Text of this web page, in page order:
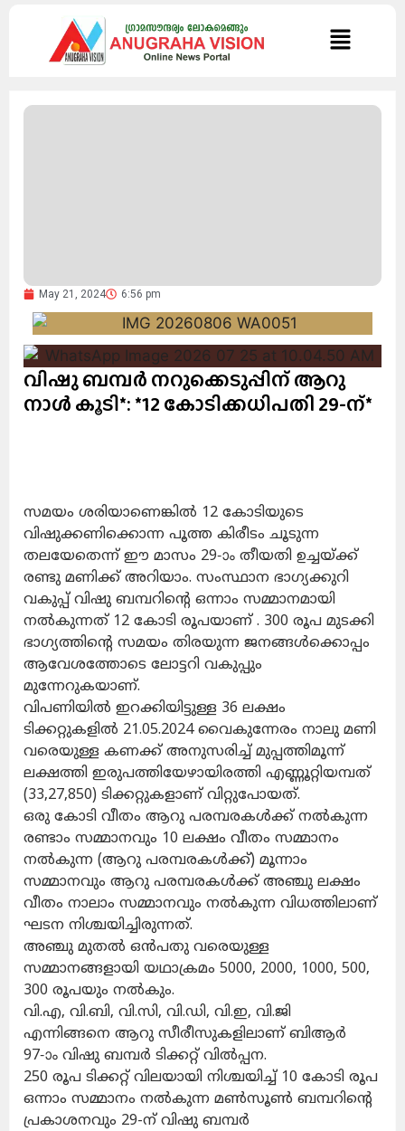
May 21, 2024 6:56 pm
വിഷു ബമ്പര്‍ നറുക്കെടുപ്പിന് ആറു
നാള്‍ കൂടി*: *12 കോടിക്കധിപതി 29-ന്*
സമയം ശരിയാണെങ്കില്‍ 12 കോടിയുടെ
വിഷുക്കണിക്കൊന്ന പൂത്ത കിരീടം ചൂടുന്ന
തലയേതെന്ന് ഈ മാസം 29-ാം തീയതി ഉച്ചയ്ക്ക്
രണ്ടു മണിക്ക് അറിയാം. സംസ്ഥാന ഭാഗ്യക്കുറി
വകുപ്പ് വിഷു ബമ്പറിന്റെ ഒന്നാം സമ്മാനമായി
നല്‍കുന്നത് 12 കോടി രൂപയാണ് . 300 രൂപ മുടക്കി
ഭാഗ്യത്തിന്റെ സമയം തിരയുന്ന ജനങ്ങള്‍ക്കൊപ്പം
ആവേശത്തോടെ ലോട്ടറി വകുപ്പും
മുന്നേറുകയാണ്.
വിപണിയില്‍ ഇറക്കിയിട്ടുള്ള 36 ലക്ഷം
ടിക്കറ്റുകളില്‍ 21.05.2024 വൈകുന്നേരം നാലു മണി
വരെയുള്ള കണക്ക് അനുസരിച്ച് മുപ്പത്തിമൂന്ന്
ലക്ഷത്തി ഇരുപത്തിയേഴായിരത്തി എണ്ണൂറ്റിയമ്പത്
(33,27,850) ടിക്കറ്റുകളാണ് വിറ്റുപോയത്.
ഒരു കോടി വീതം ആറു പരമ്പരകള്‍ക്ക് നല്‍കുന്ന
രണ്ടാം സമ്മാനവും 10 ലക്ഷം വീതം സമ്മാനം
നല്‍കുന്ന (ആറു പരമ്പരകള്‍ക്ക്) മൂന്നാം
സമ്മാനവും ആറു പരമ്പരകള്‍ക്ക് അഞ്ചു ലക്ഷം
വീതം നാലാം സമ്മാനവും നല്‍കുന്ന വിധത്തിലാണ്
ഘടന നിശ്ചയിച്ചിരുന്നത്.
അഞ്ചു മുതല്‍ ഒന്‍പതു വരെയുള്ള
സമ്മാനങ്ങളായി യഥാക്രമം 5000, 2000, 1000, 500,
300 രൂപയും നല്‍കും.
വി.എ, വി.ബി, വി.സി, വി.ഡി, വി.ഇ, വി.ജി
എന്നിങ്ങനെ ആറു സീരീസുകളിലാണ് ബിആര്‍
97-ാം വിഷു ബമ്പര്‍ ടിക്കറ്റ് വില്‍പ്പന.
250 രൂപ ടിക്കറ്റ് വിലയായി നിശ്ചയിച്ച് 10 കോടി രൂപ
ഒന്നാം സമ്മാനം നല്‍കുന്ന മണ്‍സൂണ്‍ ബമ്പറിന്റെ
പ്രകാശനവും 29-ന് വിഷു ബമ്പര്‍